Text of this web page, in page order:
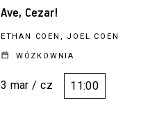
Ave, Cezar!
ETHAN COEN, JOEL COEN
WÓZKOWNIA
3 mar / cz 11:00